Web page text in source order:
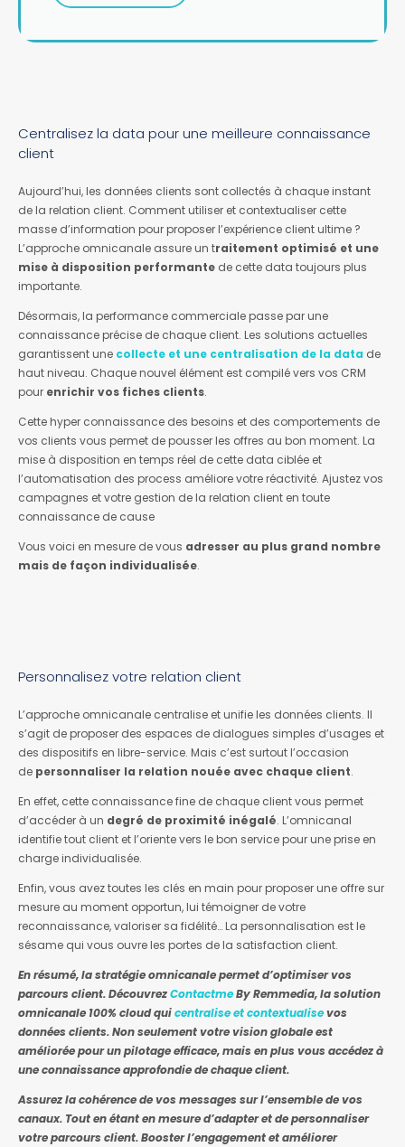
Centralisez la data pour une meilleure connaissance
client
Aujourd’hui, les données clients sont collectés à chaque instant
de la relation client. Comment utiliser et contextualiser cette
masse d’information pour proposer l’expérience client ultime ?
L’approche omnicanale assure un traitement optimisé et une
mise à disposition performante de cette data toujours plus
importante.
Désormais, la performance commerciale passe par une
connaissance précise de chaque client. Les solutions actuelles
garantissent une collecte et une centralisation de la data de
haut niveau. Chaque nouvel élément est compilé vers vos CRM
pour enrichir vos fiches clients.
Cette hyper connaissance des besoins et des comportements de
vos clients vous permet de pousser les offres au bon moment. La
mise à disposition en temps réel de cette data ciblée et
l’automatisation des process améliore votre réactivité. Ajustez vos
campagnes et votre gestion de la relation client en toute
connaissance de cause
Vous voici en mesure de vous adresser au plus grand nombre
mais de façon individualisée.
Personnalisez votre relation client
L’approche omnicanale centralise et unifie les données clients. Il
s’agit de proposer des espaces de dialogues simples d’usages et
des dispositifs en libre-service. Mais c’est surtout l’occasion
de personnaliser la relation nouée avec chaque client.
En effet, cette connaissance fine de chaque client vous permet
d’accéder à un degré de proximité inégalé. L’omnicanal
identifie tout client et l’oriente vers le bon service pour une prise en
charge individualisée.
Enfin, vous avez toutes les clés en main pour proposer une offre sur
mesure au moment opportun, lui témoigner de votre
reconnaissance, valoriser sa fidélité… La personnalisation est le
sésame qui vous ouvre les portes de la satisfaction client.
En résumé, la stratégie omnicanale permet d’optimiser vos
parcours client. DécouvrezContactmeBy Remmedia, la solution
omnicanale 100% cloud quicentralise et contextualisevos
données clients. Non seulement votre vision globale est
améliorée pour un pilotage efficace, mais en plus vous accédez à
une connaissance approfondie de chaque client.
Assurez la cohérence de vos messages sur l’ensemble de vos
canaux. Tout en étant en mesure d’adapter et de personnaliser
votre parcours client. Booster l’engagement et améliorer